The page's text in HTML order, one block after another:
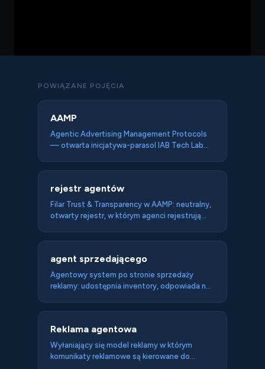
POWIĄZANE POJĘCIA
AAMP
Agentic Advertising Management Protocols
— otwarta inicjatywa-parasol IAB Tech Lab
Registry). Oparta na MCP/A2A oraz OpenRTB,
OpenDirect, AdCOM.
rejestr agentów
Filar Trust & Transparency w AAMP: neutralny,
otwarty rejestr, w którym agenci rejestrują
darmowy i otwarty.
agent sprzedającego
Agentowy system po stronie sprzedaży
reklamy: udostępnia inventory, odpowiada na
Referencja jako open-source SDK na GitHub.
Reklama agentowa
Wyłaniający się model reklamy w którym
komunikaty reklamowe są kierowane do